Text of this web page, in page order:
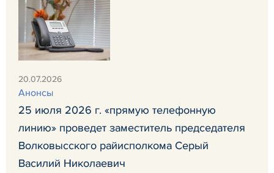
20.07.2026
Анонсы
25 июля 2026 г. «прямую телефонную
линию» проведет заместитель председателя
Волковысского райисполкома Серый
Василий Николаевич